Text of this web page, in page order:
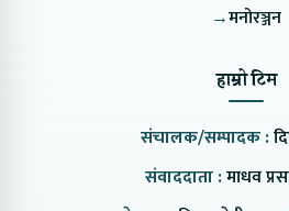
→मनोरञ्जन
हाम्रो टिम
संचालक/सम्पादक :
संवाददाता :माधव